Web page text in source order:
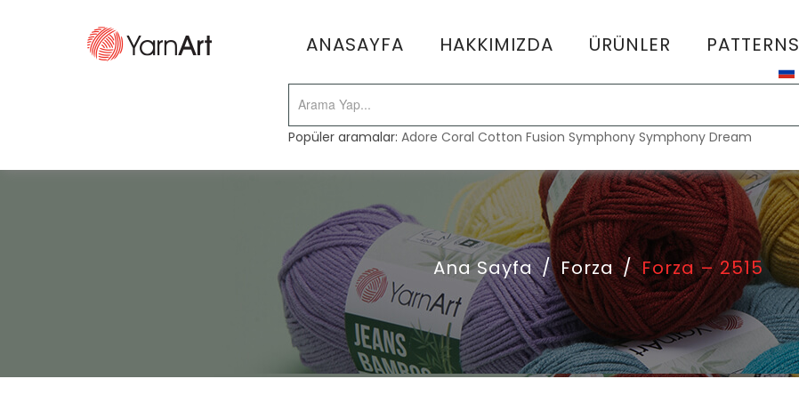
ANASAYFA HAKKIMIZDA ÜRÜNLER PATTERNS
Popüler aramalar:Adore Coral Cotton Fusion Symphony Symphony Dream
Ana Sayfa / Forza / Forza – 2515